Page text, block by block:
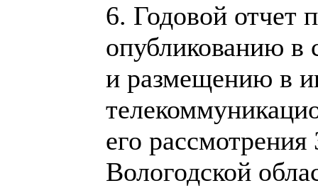
6. Годовой отчет
опубликованию в
и размещению в
его
Вологодской